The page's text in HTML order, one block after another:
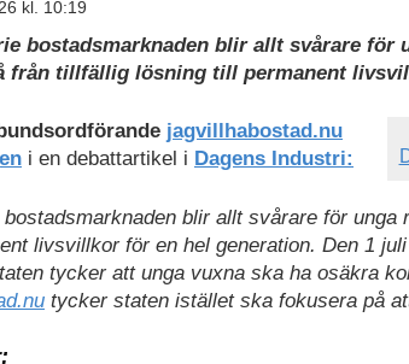
kl. 10:19
bostadsmarknaden blir allt svårare för
från tillfällig lösning till permanent
jagvillhabostad.nu
i en debattartikel i Dagens Industri:
blir allt svårare för
livsvillkor för en hel generation. Den 1
tycker att unga vuxna ska ha osäkra
tycker staten istället ska fokusera på